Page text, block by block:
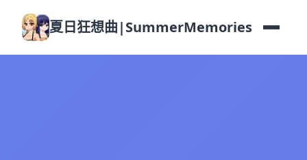
夏日狂想曲|SummerMemories